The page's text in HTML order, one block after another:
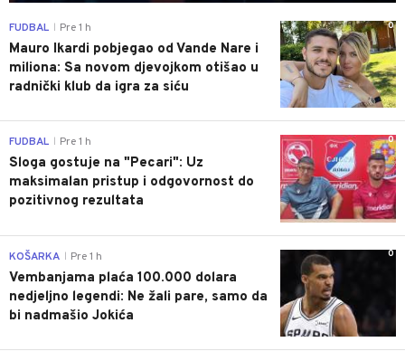
0
FUDBAL Pre 1 h
Mauro Ikardi pobjegao od Vande Nare i
miliona: Sa novom djevojkom otišao u
radnički klub da igra za siću
0
FUDBAL Pre 1 h
Sloga gostuje na "Pecari": Uz
maksimalan pristup i odgovornost do
pozitivnog rezultata
0
KOŠARKA Pre 1 h
Vembanjama plaća 100.000 dolara
nedjeljno legendi: Ne žali pare, samo da
bi nadmašio Jokića